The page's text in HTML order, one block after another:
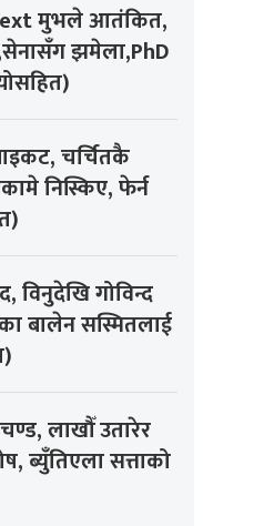
मुभले आतंकित,
झमेला,PhD
चर्चितकै
निस्किए, फेर्न
विनुदेखि गोविन्द
बालेन सस्मितलाई
लाखौँ उतारेर
ब्युँतिएला सत्ताको